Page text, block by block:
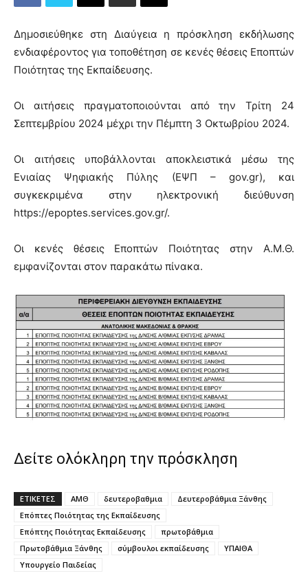
Δημοσιεύθηκε στη Διαύγεια η πρόσκληση εκδήλωσης
ενδιαφέροντος για τοποθέτηση σε κενές θέσεις Εποπτών
Ποιότητας της Εκπαίδευσης.
Οι αιτήσεις πραγματοποιούνται από την Τρίτη 24
Σεπτεμβρίου 2024 μέχρι την Πέμπτη 3 Οκτωβρίου 2024.
Οι αιτήσεις υποβάλλονται αποκλειστικά μέσω της
Ενιαίας Ψηφιακής Πύλης (ΕΨΠ – gov.gr), και
συγκεκριμένα στην ηλεκτρονική διεύθυνση
https://epoptes.services.gov.gr/.
Οι κενές θέσεις Εποπτών Ποιότητας στην Α.Μ.Θ.
εμφανίζονται στον παρακάτω πίνακα.
Δείτε ολόκληρη την πρόσκληση
ΕΤΙΚΕΤΕΣ ΑΜΘ δευτεροβαθμια
Δευτεροβάθμια Ξάνθης
Επόπτες Ποιότητας της Εκπαίδευσης
Επόπτης Ποιότητας Εκπαίδευσης
πρωτοβάθμια
Πρωτοβάθμια Ξάνθης
σύμβουλοι εκπαίδευσης
ΥΠΑΙΘΑ
Υπουργείο Παιδείας